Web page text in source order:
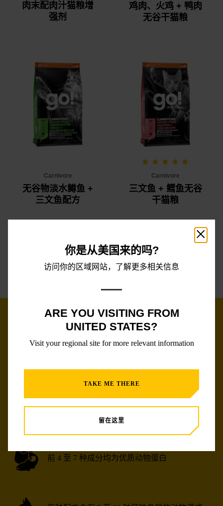
肉末配肉汁猫粮增
强剂
鸡肉、火鸡 + 鸭肉
无谷干猫粮
Carnivore
无谷物淡水鳟鱼 +
三文鱼配方
Carnivore
三文鱼 + 鳕鱼无谷
干猫粮
主要优势：我们的
高达 99% 的蛋白质来自动物，助力塑造强壮、
精瘦肌肉
前 4 至 7 种成分均为优质动物蛋白
你是从美国来的吗?
访问你的区域网站，了解更多相关信息
ARE YOU VISITING FROM
UNITED STATES?
Visit your regional site for more relevant information
TAKE ME THERE
留在这里